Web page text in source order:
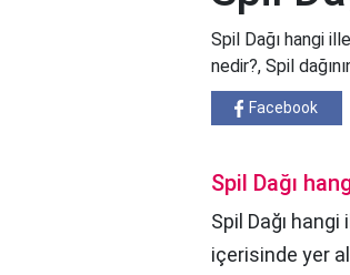
Spil Dağı hangi
nedir?, Spil
Facebook
Spil Dağı
Spil Dağı hangi
içerisinde yer